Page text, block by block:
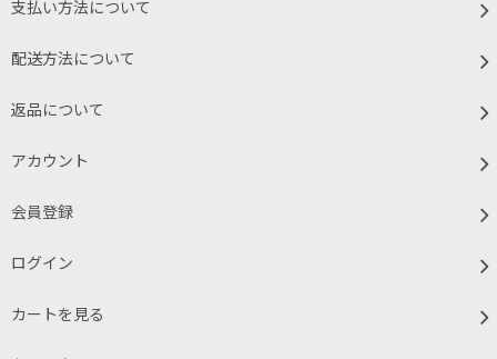
支払い方法について
配送方法について
返品について
アカウント
会員登録
ログイン
カートを見る